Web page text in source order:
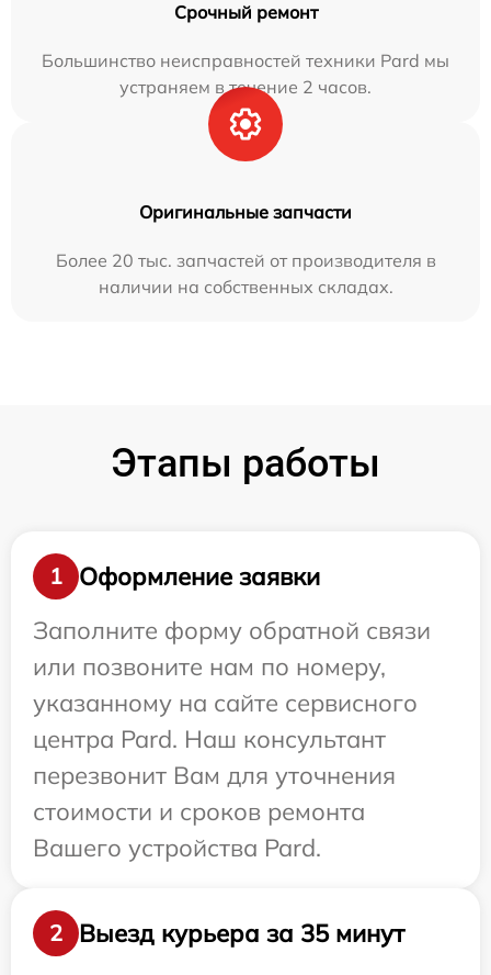
Срочный ремонт
Большинство неисправностей техники Pard мы
устраняем в течение 2 часов.
Оригинальные запчасти
Более 20 тыс. запчастей от производителя в
наличии на собственных складах.
Этапы работы
1
Оформление заявки
Заполните форму обратной связи
или позвоните нам по номеру,
указанному на сайте сервисного
центра Pard. Наш консультант
перезвонит Вам для уточнения
стоимости и сроков ремонта
Вашего устройства Pard.
2
Выезд курьера за 35 минут